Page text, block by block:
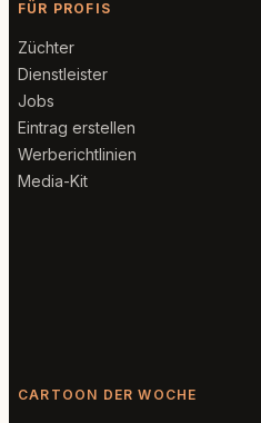
FÜR PROFIS
Züchter
Dienstleister
Jobs
Eintrag erstellen
Werberichtlinien
Media-Kit
CARTOON DER WOCHE